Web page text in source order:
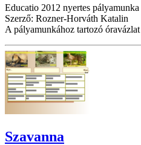
Educatio 2012 nyertes pályamunka
Szerző: Rozner-Horváth Katalin
A pályamunkához tartozó
Szavanna